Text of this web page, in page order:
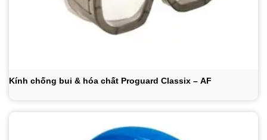
Kính chống bui & hóa chất Proguard Classix – AF